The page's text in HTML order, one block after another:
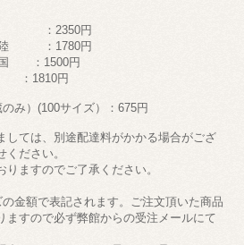
2350円
：1780円
：1500円
1810円
み）(100サイズ）：675円
ては、別途配達料がかかる場合がござ
ださい。
ますのでご了承ください。
金額で表記されます。ご注文頂いた商品
すので必ず弊館からの受注メールにて